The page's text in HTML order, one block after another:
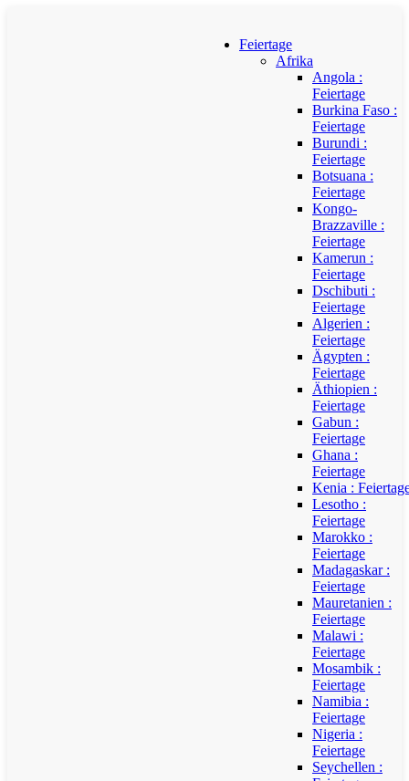
Feiertage
Afrika
Angola :
Feiertage
Burkina Faso :
Feiertage
Burundi :
Feiertage
Botsuana :
Feiertage
Kongo-
Brazzaville :
Feiertage
Kamerun :
Feiertage
Dschibuti :
Feiertage
Algerien :
Feiertage
Ägypten :
Feiertage
Äthiopien :
Feiertage
Gabun :
Feiertage
Ghana :
Feiertage
Kenia :
Lesotho :
Feiertage
Marokko :
Feiertage
Madagaskar :
Feiertage
Mauretanien :
Feiertage
Malawi :
Feiertage
Mosambik :
Feiertage
Namibia :
Feiertage
Nigeria :
Feiertage
Seychellen :